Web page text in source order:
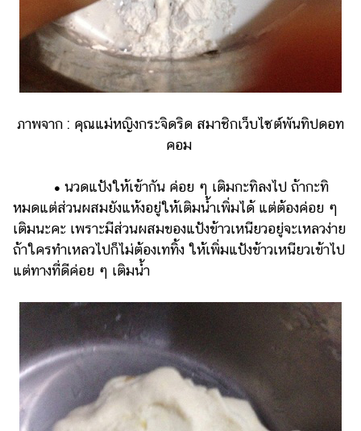
ภาพจาก : คุณแม่หญิงกระจิดริด สมาชิกเว็บไซต์พันทิปดอท
คอม
• นวดแป้งให้เข้ากัน ค่อย ๆ เติมกะทิลงไป ถ้ากะทิ
หมดแต่ส่วนผสมยังแห้งอยู่ให้เติมน้ำเพิ่มได้ แต่ต้องค่อย ๆ
เติมนะคะ เพราะมีส่วนผสมของแป้งข้าวเหนียวอยู่จะเหลวง่าย
ถ้าใครทำเหลวไปก็ไม่ต้องเททิ้ง ให้เพิ่มแป้งข้าวเหนียวเข้าไป
แต่ทางที่ดีค่อย ๆ เติมน้ำ